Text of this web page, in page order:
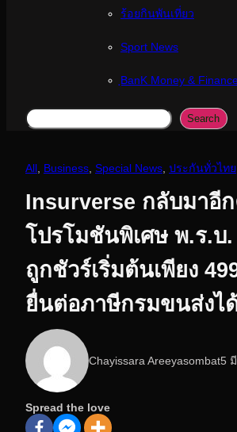
ร้อยกินพันเที่ยว
Sport News
BanK Money &
Search Search
All Business Special News ประกันทั่วไทย
Insurverse กลับมาอี
โปรโมชันพิเศษ พ.ร.บ
ถูกชัวร์เริ่มต้นเพียง
ยื่นต่อภาษีกรมขนส่งไ
Chayissara Areeyasombat5
Spread the love